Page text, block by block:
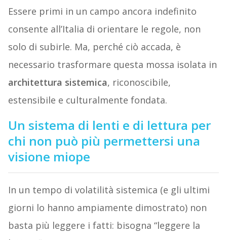
Essere primi in un campo ancora indefinito
consente all’Italia di orientare le regole, non
solo di subirle. Ma, perché ciò accada, è
necessario trasformare questa mossa isolata in
architettura sistemica, riconoscibile,
estensibile e culturalmente fondata.
Un sistema di lenti e di lettura per
chi non può più permettersi una
visione miope
In un tempo di volatilità sistemica (e gli ultimi
giorni lo hanno ampiamente dimostrato) non
basta più leggere i fatti: bisogna “leggere la